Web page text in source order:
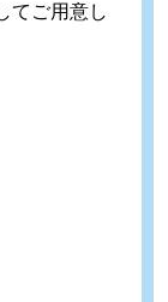
てご用意し